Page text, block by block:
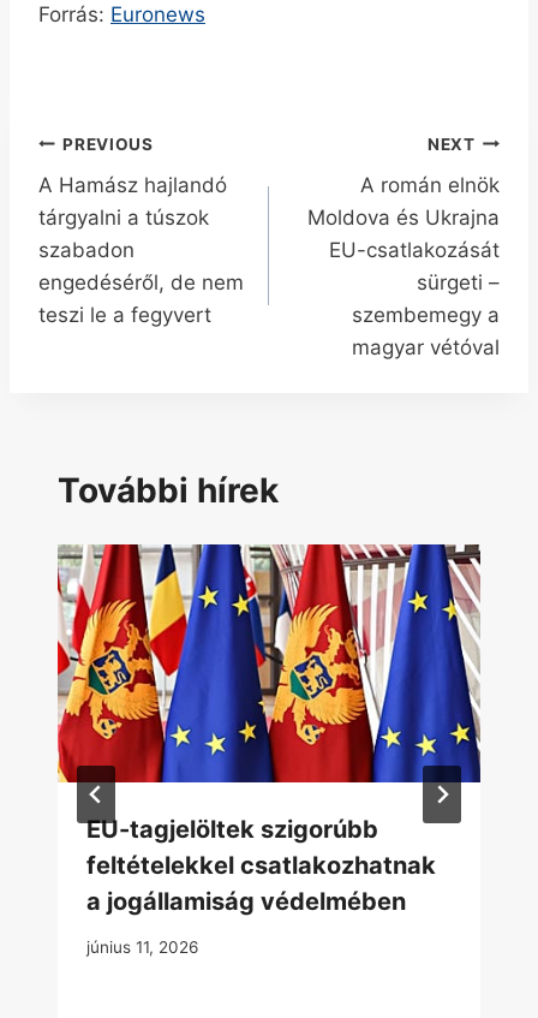
Forrás: Euronews
Bejegyzés
navigáció
PREVIOUS
A Hamász hajlandó
tárgyalni a túszok
szabadon
engedéséről, de nem
teszi le a fegyvert
NEXT
A román elnök
Moldova és Ukrajna
EU-csatlakozását
sürgeti –
szembemegy a
magyar vétóval
További hírek
EU-tagjelöltek szigorúbb
feltételekkel csatlakozhatnak
a jogállamiság védelmében
június 11, 2026